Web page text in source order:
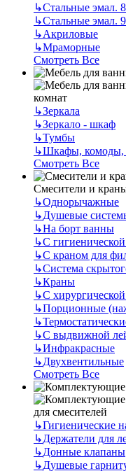
↳Стальные эмал.
↳Стальные эмал.
↳Акриловые
↳Мраморные
Смотреть Все
комнат
↳Зеркала
↳Зеркало - шкаф
↳Тумбы
↳Шкафы, комоды,
Смотреть Все
Смесители и
↳Однорычажные
↳Душевые
↳На борт ванны
↳С
↳С краном для
↳Система
↳Краны
↳С
↳Порционные
↳
↳С выдвижной
↳Инфракрасные
↳Двухвентильные
Смотреть Все
для смесителей
↳Гигиенические
↳Держатели для
↳Донные клапаны
↳Душевые